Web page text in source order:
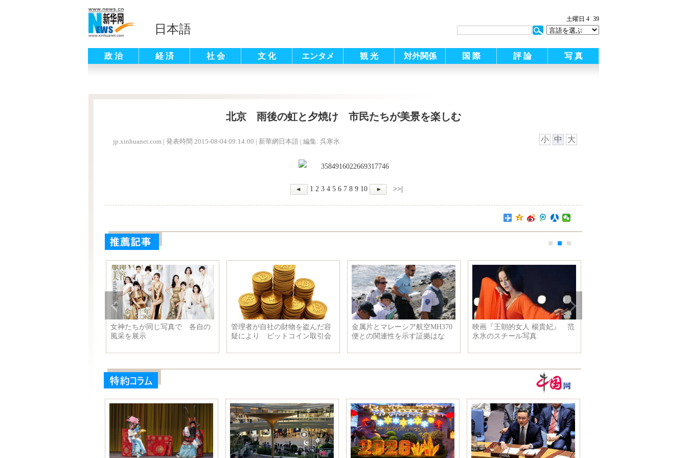
日本語
土曜日 4 39
政 治 経 済 社 会 文 化 エンタメ 観 光 対外関係 国 際 評 論 写 真
北京 雨後の虹と夕焼け 市民たちが美景を楽しむ
jp.xinhuanet.com | 発表時間 2015-08-04 09:14:00 | 新華網日本語 | 編集: 呉寒氷 小 中 大
1 2 3 4 5 6 7 8 9 10 >>|
女神たちが同じ写真で 各自の
風采を展示
管理者が自社の財物を盗んだ容
疑により ビットコイン取引会
金属片とマレーシア航空MH370
便との関連性を示す証拠はな
報と判明
映画『王朝的女人 楊貴妃』 范
氷氷のスチール写真